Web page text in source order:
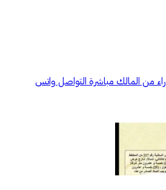
من المالك مباشرة التواصل واتس